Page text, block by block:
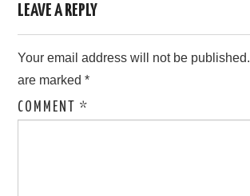
LEAVE A REPLY
Your email address will not be published.
are marked*
COMMENT*